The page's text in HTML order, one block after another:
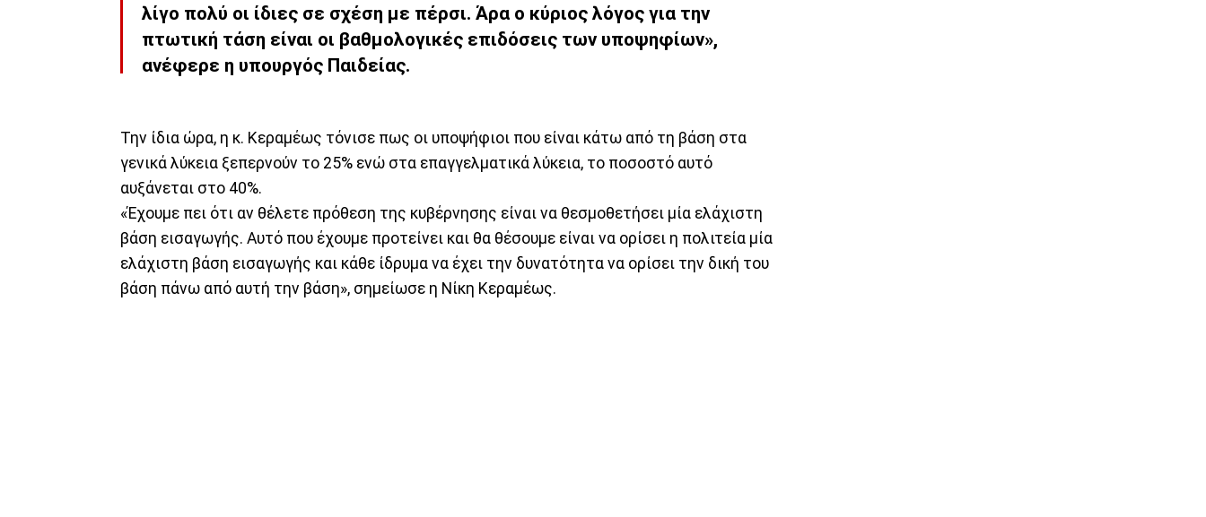
λίγο πολύ οι ίδιες σε σχέση με πέρσι. Άρα ο κύριος λόγος για την
πτωτική τάση είναι οι βαθμολογικές επιδόσεις των υποψηφίων»,
ανέφερε η υπουργός Παιδείας.
Την ίδια ώρα, η κ. Κεραμέως τόνισε πως οι υποψήφιοι που είναι κάτω από τη βάση στα
γενικά λύκεια ξεπερνούν το 25% ενώ στα επαγγελματικά λύκεια, το ποσοστό αυτό
αυξάνεται στο 40%.
«Έχουμε πει ότι αν θέλετε πρόθεση της κυβέρνησης είναι να θεσμοθετήσει μία ελάχιστη
βάση εισαγωγής. Αυτό που έχουμε προτείνει και θα θέσουμε είναι να ορίσει η πολιτεία μία
ελάχιστη βάση εισαγωγής και κάθε ίδρυμα να έχει την δυνατότητα να ορίσει την δική του
βάση πάνω από αυτή την βάση», σημείωσε η Νίκη Κεραμέως.